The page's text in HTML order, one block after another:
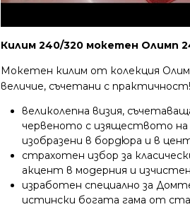
Килим 240/320 мокетен Олимп
Мокетен килим от колекция
величие, съчетани с практичност!
великолепна визия,
червеното с изяществото
изобразени в бордюра и в
страхотен избор за
акцент в модерния и
изработен специално за
истински богата гама от